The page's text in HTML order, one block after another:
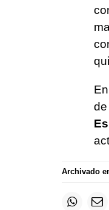
Archivado